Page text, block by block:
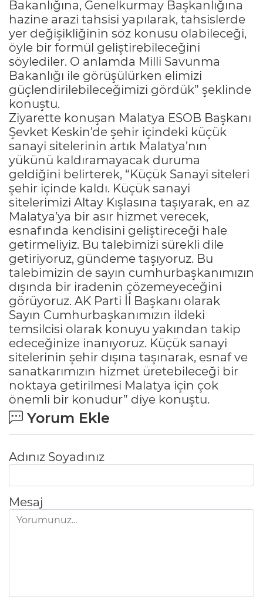
Bakanlığına, Genelkurmay Başkanlığına
hazine arazi tahsisi yapılarak, tahsislerde
yer değişikliğinin söz konusu olabileceği,
öyle bir formül geliştirebileceğini
söylediler. O anlamda Milli Savunma
Bakanlığı ile görüşülürken elimizi
güçlendirilebileceğimizi gördük” şeklinde
konuştu.
Ziyarette konuşan Malatya ESOB Başkanı
Şevket Keskin’de şehir içindeki küçük
sanayi sitelerinin artık Malatya’nın
yükünü kaldıramayacak duruma
geldiğini belirterek, “Küçük Sanayi siteleri
şehir içinde kaldı. Küçük sanayi
sitelerimizi Altay Kışlasına taşıyarak, en az
Malatya’ya bir asır hizmet verecek,
esnafında kendisini geliştireceği hale
getirmeliyiz. Bu talebimizi sürekli dile
getiriyoruz, gündeme taşıyoruz. Bu
talebimizin de sayın cumhurbaşkanımızın
dışında bir iradenin çözemeyeceğini
görüyoruz. AK Parti İl Başkanı olarak
Sayın Cumhurbaşkanımızın ildeki
temsilcisi olarak konuyu yakından takip
edeceğinize inanıyoruz. Küçük sanayi
sitelerinin şehir dışına taşınarak, esnaf ve
sanatkarımızın hizmet üretebileceği bir
noktaya getirilmesi Malatya için çok
önemli bir konudur” diye konuştu.
Yorum Ekle
Adınız Soyadınız
Mesaj